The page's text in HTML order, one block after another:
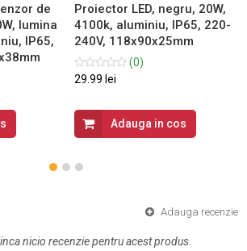
de
lumina
IP65,
Proiector LED, negru, 20W,
4100k, aluminiu, IP65, 220-
240V, 118x90x25mm
(0)
29.99 lei
Adauga in cos
Adauga recenzie
nicio recenzie pentru acest produs.